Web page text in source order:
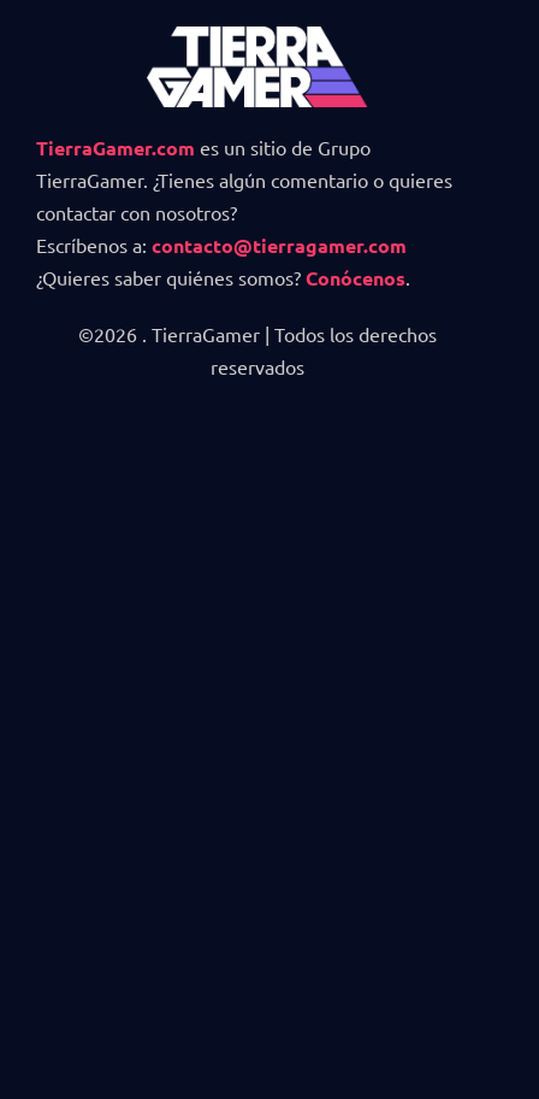
TierraGamer.com es un sitio de Grupo
TierraGamer. ¿Tienes algún comentario o quieres
contactar con nosotros?
Escríbenos a: contacto@tierragamer.com
¿Quieres saber quiénes somos? Conócenos
©2026 . TierraGamer | Todos los derechos
reservados